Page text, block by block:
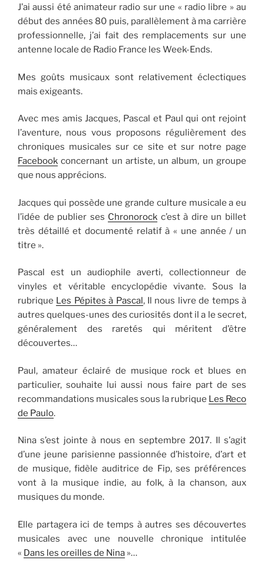
J’ai aussi été animateur radio sur une « radio libre » au
début des années 80 puis, parallèlement à ma carrière
professionnelle, j’ai fait des remplacements sur une
antenne locale de Radio France les Week-Ends.
Mes goûts musicaux sont relativement éclectiques
mais exigeants.
Avec mes amis Jacques, Pascal et Paul qui ont rejoint
l’aventure, nous vous proposons régulièrement des
chroniques musicales sur ce site et sur notre page
Facebook concernant un artiste, un album, un groupe
que nous apprécions.
Jacques qui possède une grande culture musicale a eu
l’idée de publier ses Chronorock c’est à dire un billet
très détaillé et documenté relatif à « une année / un
titre ».
Pascal est un audiophile averti, collectionneur de
vinyles et véritable encyclopédie vivante. Sous la
rubrique Les Pépites à Pascal, Il nous livre de temps à
autres quelques-unes des curiosités dont il a le secret,
généralement des raretés qui méritent d’être
découvertes…
Paul, amateur éclairé de musique rock et blues en
particulier, souhaite lui aussi nous faire part de ses
recommandations musicales sous la rubrique Les Reco
de Paulo.
Nina s’est jointe à nous en septembre 2017. Il s’agit
d’une jeune parisienne passionnée d’histoire, d’art et
de musique, fidèle auditrice de Fip, ses préférences
vont à la musique indie, au folk, à la chanson, aux
musiques du monde.
Elle partagera ici de temps à autres ses découvertes
musicales avec une nouvelle chronique intitulée
« Dans les oreilles de Nina »…